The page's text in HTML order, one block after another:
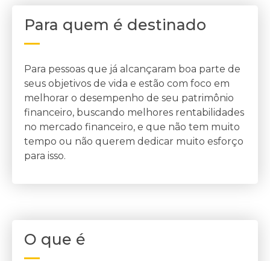
Para quem é destinado
Para pessoas que já alcançaram boa parte de
seus objetivos de vida e estão com foco em
melhorar o desempenho de seu patrimônio
financeiro, buscando melhores rentabilidades
no mercado financeiro, e que não tem muito
tempo ou não querem dedicar muito esforço
para isso.
O que é